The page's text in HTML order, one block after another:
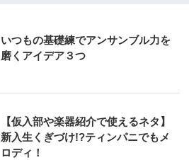
いつもの基礎練でアンサンブル力を
磨くアイデア３つ
【仮入部や楽器紹介で使えるネタ】
新入生くぎづけ!?ティンパニでもメ
ロディ！